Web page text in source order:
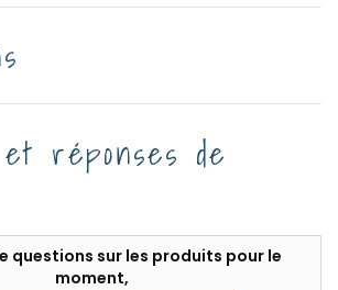
et réponses de
questions sur les produits pour le
moment,